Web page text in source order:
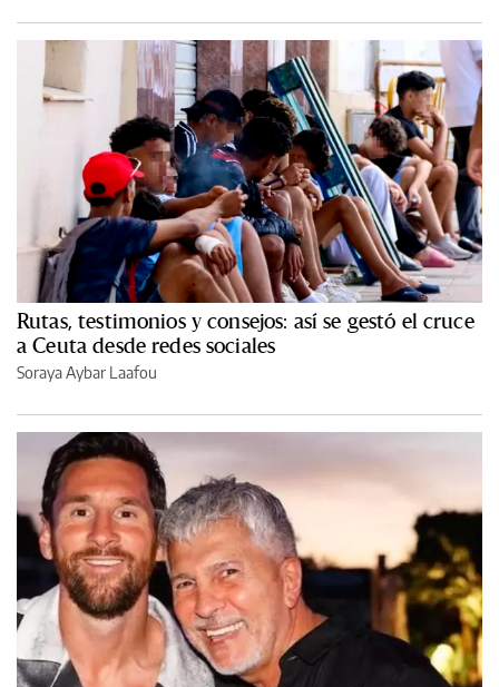
Rutas, testimonios y consejos: así se gestó el cruce
a Ceuta desde redes sociales
Soraya Aybar Laafou